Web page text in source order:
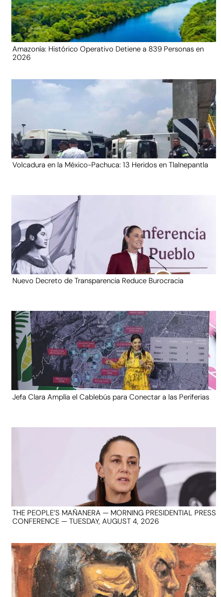
Amazonía: Histórico Operativo Detiene a 839 Personas en
2026
Volcadura en la México-Pachuca: 13 Heridos en Tlalnepantla
Nuevo Decreto de Transparencia Reduce Burocracia
Jefa Clara Amplía el Cablebús para Conectar a las Periferias
THE PEOPLE’S MAÑANERA — MORNING PRESIDENTIAL PRESS
CONFERENCE — TUESDAY, AUGUST 4, 2026